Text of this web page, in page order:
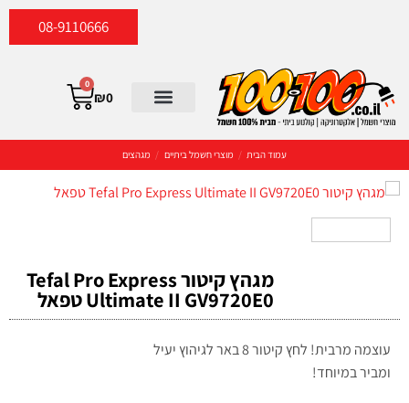
08-9110666
₪0
0
עמוד הבית / מוצרי חשמל ביתיים / מגהצים
מגהץ ‏קיטור Tefal Pro Express
Ultimate II GV9720E0 טפאל
עוצמה מרבית! לחץ קיטור 8 באר לגיהוץ יעיל
ומביר במיוחד!